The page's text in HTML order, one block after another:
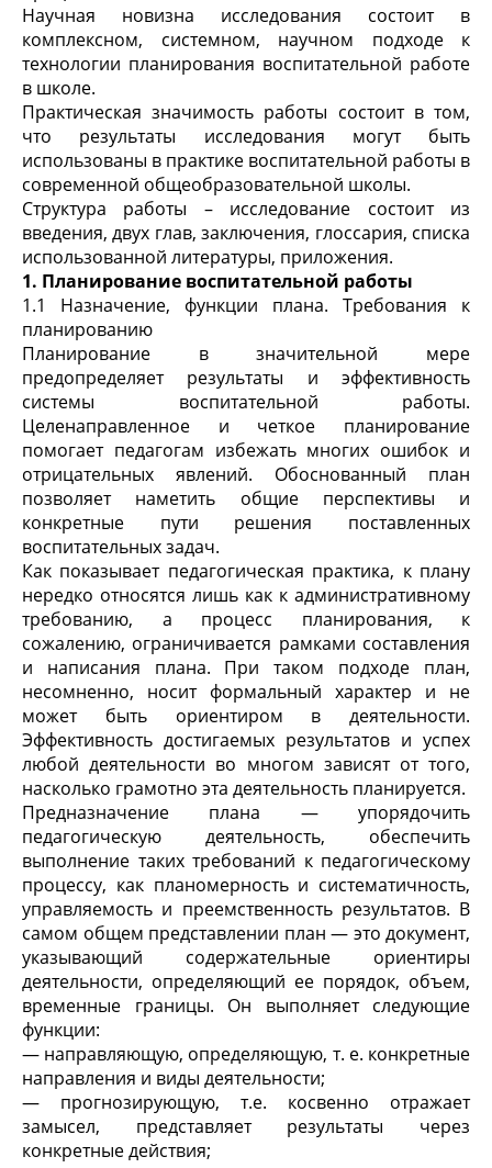
Научная новизна исследования состоит в
комплексном, системном, научном подходе к
технологии планирования воспитательной работе
в школе.
Практическая значимость работы состоит в том,
что результаты исследования могут быть
использованы в практике воспитательной работы в
современной общеобразовательной школы.
Структура работы – исследование состоит из
введения, двух глав, заключения, глоссария, списка
использованной литературы, приложения.
1. Планирование воспитательной работы
1.1 Назначение, функции плана. Требования к
планированию
Планирование в значительной мере
предопределяет результаты и эффективность
системы воспитательной работы.
Целенаправленное и четкое планирование
помогает педагогам избежать многих ошибок и
отрицательных явлений. Обоснованный план
позволяет наметить общие перспективы и
конкретные пути решения поставленных
воспитательных задач.
Как показывает педагогическая практика, к плану
нередко относятся лишь как к административному
требованию, а процесс планирования, к
сожалению, ограничивается рамками составления
и написания плана. При таком подходе план,
несомненно, носит формальный характер и не
может быть ориентиром в деятельности.
Эффективность достигаемых результатов и успех
любой деятельности во многом зависят от того,
насколько грамотно эта деятельность планируется.
Предназначение плана — упорядочить
педагогическую деятельность, обеспечить
выполнение таких требований к педагогическому
процессу, как планомерность и систематичность,
управляемость и преемственность результатов. В
самом общем представлении план — это документ,
указывающий содержательные ориентиры
деятельности, определяющий ее порядок, объем,
временные границы. Он выполняет следующие
функции:
— направляющую, определяющую, т. е. конкретные
направления и виды деятельности;
— прогнозирующую, т.е. косвенно отражает
замысел, представляет результаты через
конкретные действия;